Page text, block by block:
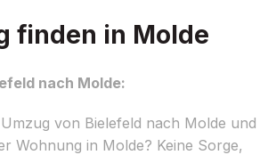
finden in Molde
nach Molde:
von Bielefeld nach Molde und
Wohnung in Molde? Keine Sorge,